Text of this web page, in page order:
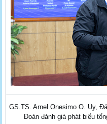
GS.TS. Arnel Onesimo O. Uy,
Đoàn đánh giá phát biểu